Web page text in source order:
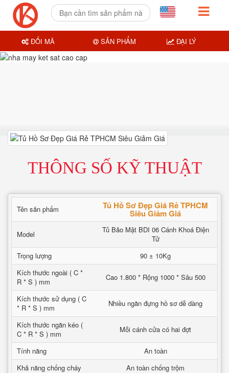
THÔNG SỐ KỸ THUẬT
Tên sản phẩm Tủ Hồ Sơ Đẹp Giá Rẻ TPHCM
Siêu Giảm Giá
Model
Tủ Bảo Mật BDI 06 Cánh Khoá Điện
Tử
Trọng lượng
90 ± 10Kg
Kích thước ngoài ( C *
R * S ) mm
Cao 1.800 * Rộng 1000 * Sâu 500
Kích thước sử dụng ( C
* R * S ) mm
Nhiều ngăn đựng hồ sơ dễ dàng
Kích thước ngăn kéo (
C * R * S ) mm
Mỗi cánh cửa có hai đợt
Tính năng
An toàn
Khả năng chống cháy
An toàn chống trộm
ĐỔI MÃ SẢN PHẨM ĐẠI LÝ